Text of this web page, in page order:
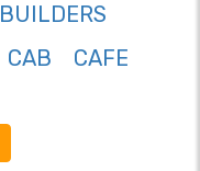
BUILDERS
CAB
CAFE